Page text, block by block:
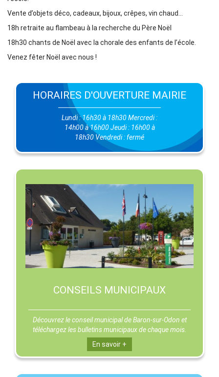
Vente d’objets déco, cadeaux, bijoux, crêpes, vin chaud…
18h retraite au flambeau à la recherche du Père Noël
18h30 chants de Noël avec la chorale des enfants de l’école.
Venez fêter Noël avec nous !
HORAIRES D'OUVERTURE MAIRIE
Lundi : 16h30 à 18h30 Mercredi :
14h00 à 16h00 Jeudi : 16h00 à
18h30 Vendredi : fermé
CONSEILS MUNICIPAUX
Découvrez le conseil municipal de Baron-sur-Odon et
téléchargez les bulletins municipaux de chaque mois.
En savoir +